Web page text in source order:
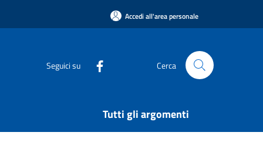
Accedi all'area personale
Seguici su Cerca
Tutti gli argomenti